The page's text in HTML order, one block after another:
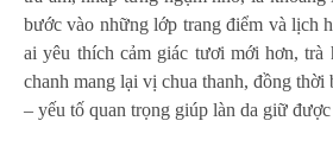
bước vào những lớp trang điểm và lịch
ai yêu thích cảm giác tươi mới hơn, trà
chanh mang lại vị chua thanh, đồng thời
– yếu tố quan trọng giúp làn da giữ được